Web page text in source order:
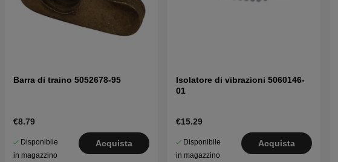
Barra di traino 5052678-95
€8.79
Disponibile
in magazzino
Acquista
Isolatore di vibrazioni 5060146-
01
€15.29
Disponibile
in magazzino
Acquista